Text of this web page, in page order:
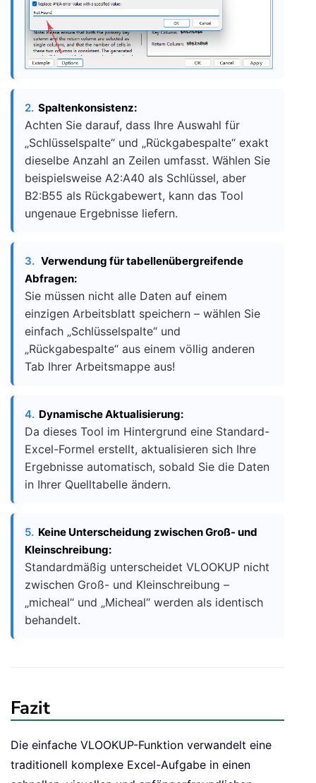
2. Spaltenkonsistenz:
Achten Sie darauf, dass Ihre Auswahl für
„Schlüsselspalte“ und „Rückgabespalte“ exakt
dieselbe Anzahl an Zeilen umfasst. Wählen Sie
beispielsweise A2:A40 als Schlüssel, aber
B2:B55 als Rückgabewert, kann das Tool
ungenaue Ergebnisse liefern.
3. Verwendung für tabellenübergreifende
Abfragen:
Sie müssen nicht alle Daten auf einem
einzigen Arbeitsblatt speichern – wählen Sie
einfach „Schlüsselspalte“ und
„Rückgabespalte“ aus einem völlig anderen
Tab Ihrer Arbeitsmappe aus!
4. Dynamische Aktualisierung:
Da dieses Tool im Hintergrund eine Standard-
Excel-Formel erstellt, aktualisieren sich Ihre
Ergebnisse automatisch, sobald Sie die Daten
in Ihrer Quelltabelle ändern.
5. Keine Unterscheidung zwischen Groß- und
Kleinschreibung:
Standardmäßig unterscheidet VLOOKUP nicht
zwischen Groß- und Kleinschreibung –
„micheal“ und „Micheal“ werden als identisch
behandelt.
Fazit
Die einfache VLOOKUP-Funktion verwandelt eine
traditionell komplexe Excel-Aufgabe in einen